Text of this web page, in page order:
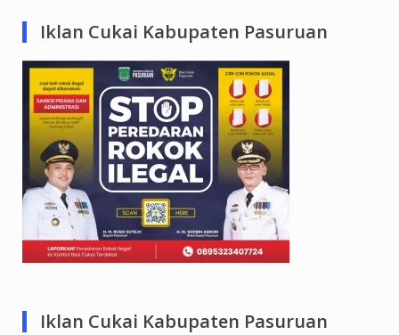
Iklan Cukai Kabupaten Pasuruan
Iklan Cukai Kabupaten Pasuruan